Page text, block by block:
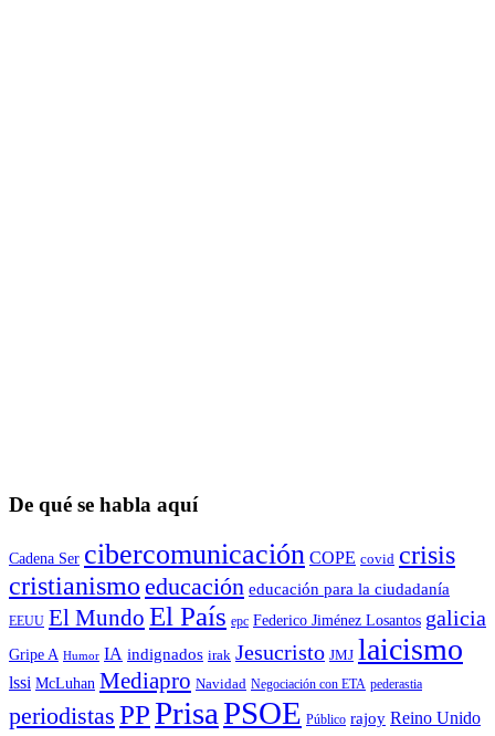
De qué se habla aquí
Cadena Ser cibercomunicación COPE covid crisis
cristianismo educación educación para la ciudadaní­a
EEUU El Mundo El País epc Federico Jiménez Losantos galicia
Gripe A Humor IA indignados irak Jesucristo JMJ laicismo
lssi McLuhan Mediapro Navidad Negociación con ETA pederastia
periodistas PPPrisaPSOE Público rajoy Reino Unido